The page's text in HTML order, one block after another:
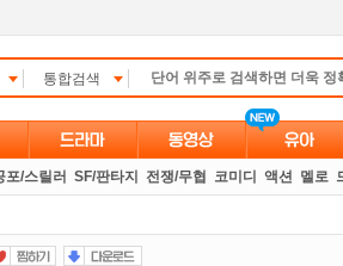
통합검색
포/스릴러 SF/판타지 전쟁/무협 코미디 액션 멜로